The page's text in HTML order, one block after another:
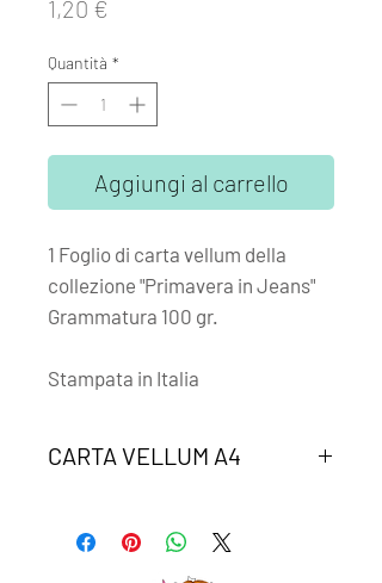
1,20 €
Quantità *
Aggiungi al carrello
1 Foglio di carta vellum della
collezione "Primavera in Jeans"
Grammatura 100 gr.
Stampata in Italia
CARTA VELLUM A4
alla collezione "Primavera in Jeans"